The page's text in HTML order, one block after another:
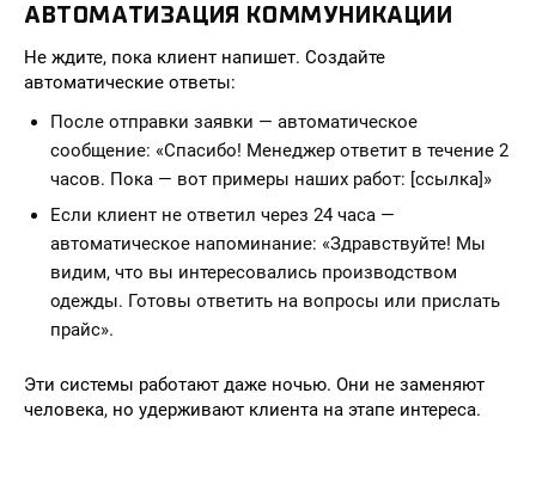
АВТОМАТИЗАЦИЯ КОММУНИКАЦИИ
Не ждите, пока клиент напишет. Создайте
автоматические ответы:
После отправки заявки — автоматическое
сообщение: «Спасибо! Менеджер ответит в течение 2
часов. Пока — вот примеры наших работ: [ссылка]»
Если клиент не ответил через 24 часа —
автоматическое напоминание: «Здравствуйте! Мы
видим, что вы интересовались производством
одежды. Готовы ответить на вопросы или прислать
прайс».
Эти системы работают даже ночью. Они не заменяют
человека, но удерживают клиента на этапе интереса.